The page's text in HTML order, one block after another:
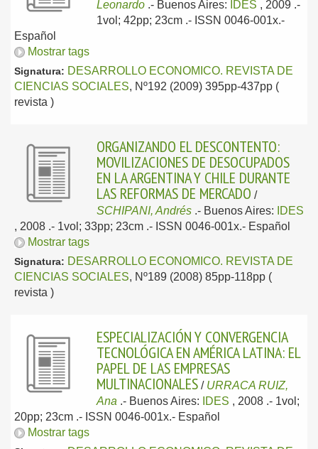
Leonardo .- Buenos Aires: IDES , 2009 .-
1vol; 42pp; 23cm .- ISSN 0046-001x.-
Español
Mostrar tags
Signatura: DESARROLLO ECONOMICO. REVISTA DE
CIENCIAS SOCIALES, Nº192 (2009) 395pp-437pp (
revista )
ORGANIZANDO EL DESCONTENTO:
MOVILIZACIONES DE DESOCUPADOS
EN LA ARGENTINA Y CHILE DURANTE
LAS REFORMAS DE MERCADO /
SCHIPANI, Andrés .- Buenos Aires:
IDES
, 2008 .- 1vol; 33pp; 23cm .- ISSN 0046-001x.- Español
Mostrar tags
Signatura: DESARROLLO ECONOMICO. REVISTA DE
CIENCIAS SOCIALES, Nº189 (2008) 85pp-118pp (
revista )
ESPECIALIZACIÓN Y CONVERGENCIA
TECNOLÓGICA EN AMÉRICA LATINA: EL
PAPEL DE LAS EMPRESAS
MULTINACIONALES / URRACA RUIZ,
Ana .- Buenos Aires: IDES , 2008 .- 1vol;
20pp; 23cm .- ISSN 0046-001x.- Español
Mostrar tags